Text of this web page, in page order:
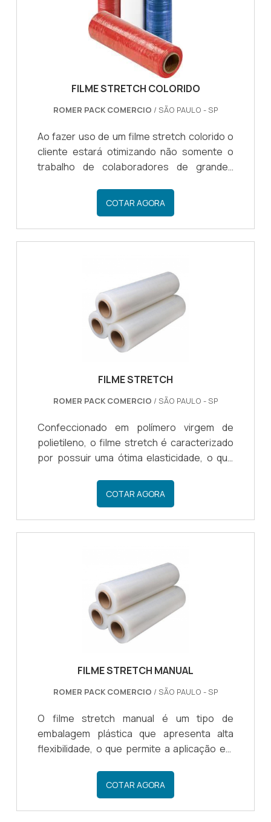
FILME STRETCH COLORIDO
ROMER PACK COMERCIO / SÃO PAULO - SP
Ao fazer uso de um filme stretch colorido o
cliente estará otimizando não somente o
trabalho de colaboradores de grandes
economizar em diversos aspectos,
principalmente se o filme stretch for
adquirido com uma empresa de confiança.
INFORMAÇÕES ADCIONAIS DO FILME
ramo de stretch colorido há alguns anos,
garante o melhor material aos clientes, com
uma qualidade incompar...
COTAR AGORA
FILME STRETCH
ROMER PACK COMERCIO / SÃO PAULO - SP
Confeccionado em polímero virgem de
polietileno, o filme stretch é caracterizado
por possuir uma ótima elasticidade, o que
finais para diferentes tipos de segmento. O
filme é compacto e protege contra a
umidade e a ação de resíduos. Aplica-se o
stretch principalmente para embalar
mercadoria. São aplicações mais comuns
para o uso do filme: Imobilização de
COTAR AGORA
FILME STRETCH MANUAL
ROMER PACK COMERCIO / SÃO PAULO - SP
O filme stretch manual é um tipo de
embalagem plástica que apresenta alta
flexibilidade, o que permite a aplicação em
proteger, compactar e organizar cargas e
mercadorias para distribuição e
armazenamento de produtos
COTAR AGORA